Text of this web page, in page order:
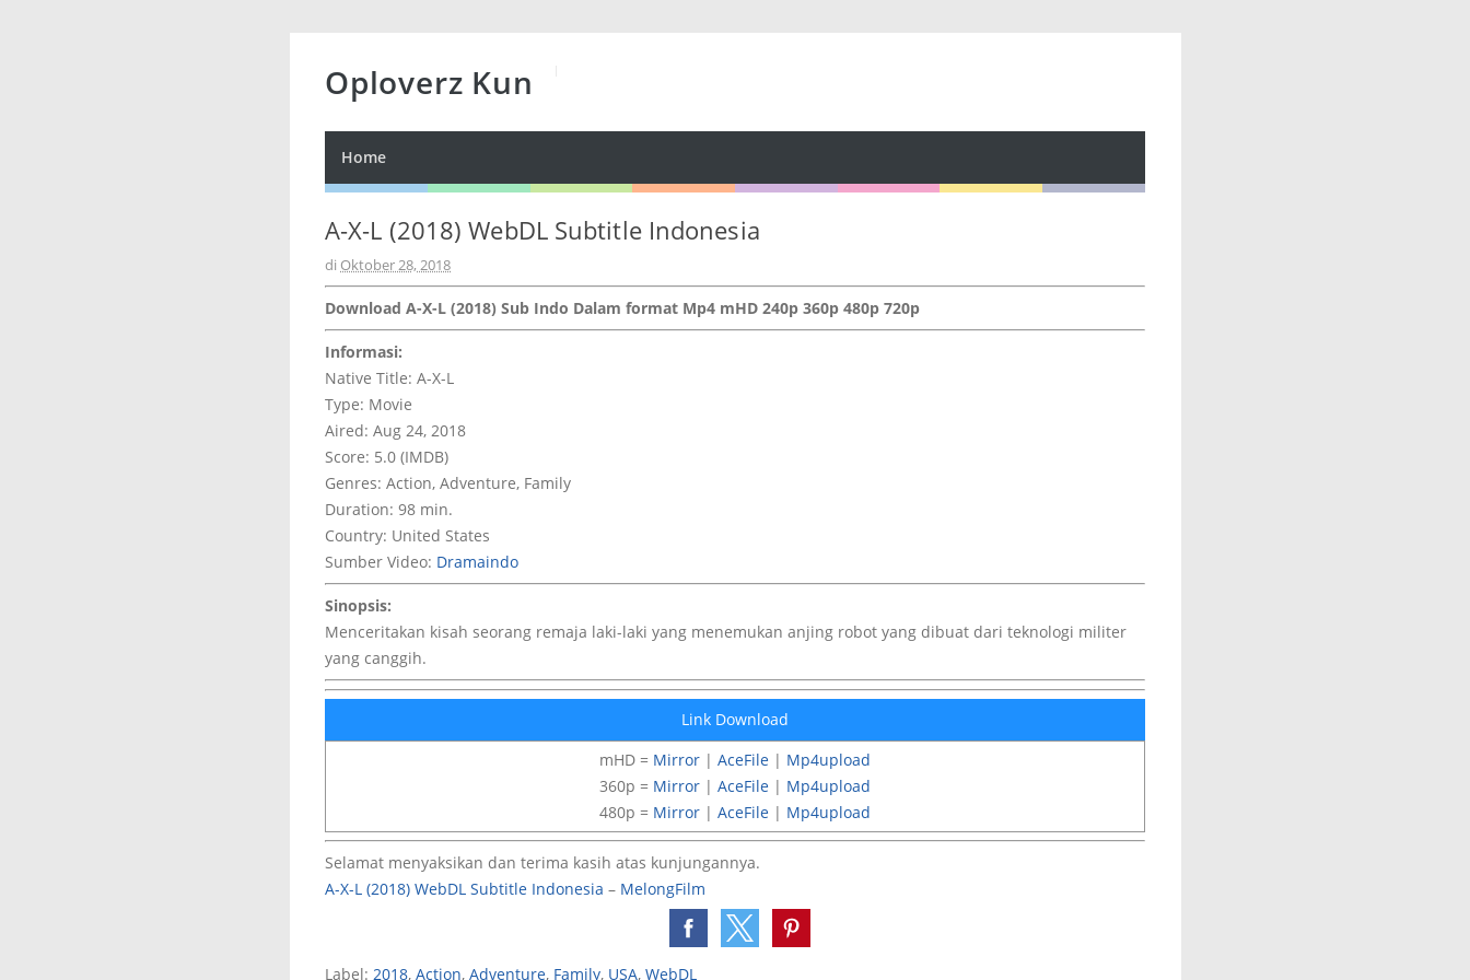
Oploverz Kun
Home
A-X-L (2018) WebDL Subtitle Indonesia
di Oktober 28, 2018
Download A-X-L (2018) Sub Indo Dalam format Mp4 mHD 240p 360p 480p 720p
Informasi:
Native Title: A-X-L
Type: Movie
Aired: Aug 24, 2018
Score: 5.0 (IMDB)
Genres: Action, Adventure, Family
Duration: 98 min.
Country: United States
Sumber Video: Dramaindo
Sinopsis:
Menceritakan kisah seorang remaja laki-laki yang menemukan anjing robot yang dibuat dari teknologi militer
yang canggih.
Link Download
mHD = Mirror | AceFile | Mp4upload
360p = Mirror | AceFile | Mp4upload
480p = Mirror | AceFile | Mp4upload
Selamat menyaksikan dan terima kasih atas kunjungannya.
A-X-L (2018) WebDL Subtitle Indonesia – MelongFilm
Label: 2018, Action, Adventure, Family, USA, WebDL